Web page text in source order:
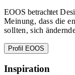
EOOS betrachtet
Meinung, dass die
sollten, sich
Profil EOOS
Inspiration